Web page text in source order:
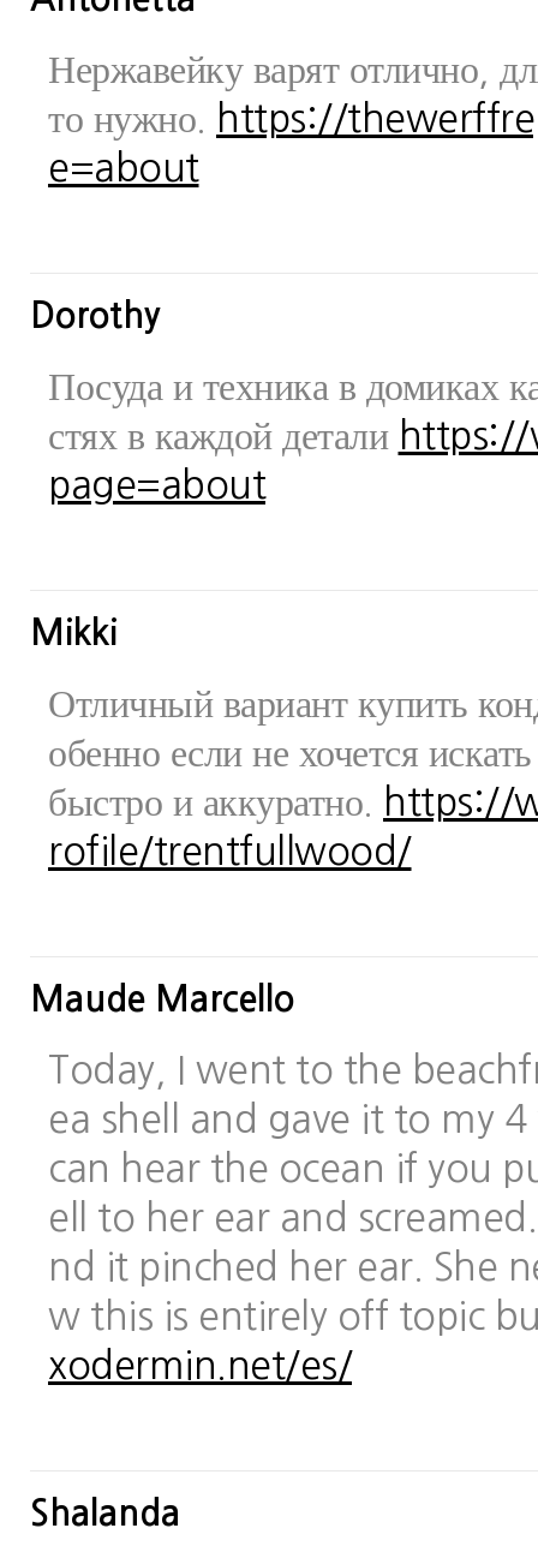
Нержавейку варят отлично,
то нужно.
https://
e=about
Dorothy
Посуда и техника в домиках
стях в каждой детали https://
page=about
Mikki
Отличный вариант купить
обенно если не хочется
быстро и аккуратно.
https://
rofile/trentfullwood/
Maude Marcello
Today, I went to the
ea shell and gave it to my
can hear the ocean if you
ell to her ear and
nd it pinched her ear. She
w this is entirely off topic
xodermin.net/es/
Shalanda